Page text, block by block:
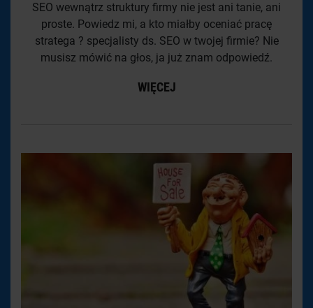
SEO wewnątrz struktury firmy nie jest ani tanie, ani
proste. Powiedz mi, a kto miałby oceniać pracę
stratega ? specjalisty ds. SEO w twojej firmie? Nie
musisz mówić na głos, ja już znam odpowiedź.
WIĘCEJ